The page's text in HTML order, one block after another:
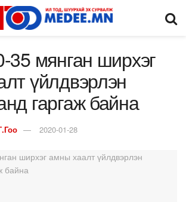
35 мянган ширхэг
үйлдвэрлэн
гаргаж байна
2020-01-28